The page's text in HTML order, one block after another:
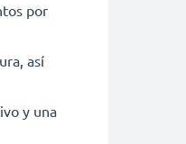
por
así
y una